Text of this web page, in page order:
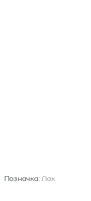
Позначка: Лак